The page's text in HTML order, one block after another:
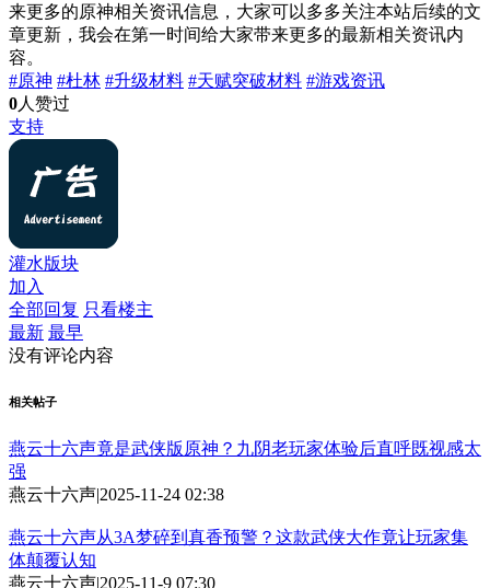
来更多的原神相关资讯信息，大家可以多多关注本站后续的文
章更新，我会在第一时间给大家带来更多的最新相关资讯内
容。
#原神 #杜林 #升级材料 #天赋突破材料 #游戏资讯
0人赞过
支持
灌水版块
加入
全部回复 只看楼主
最新 最早
没有评论内容
相关帖子
燕云十六声竟是武侠版原神？九阴老玩家体验后直呼既视感太
强
燕云十六声|2025-11-24 02:38
燕云十六声从3A梦碎到真香预警？这款武侠大作竟让玩家集
体颠覆认知
燕云十六声|2025-11-9 07:30